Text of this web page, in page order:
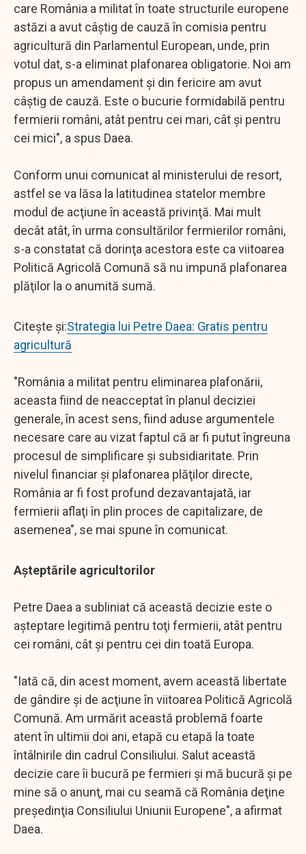
care România a militat în toate structurile europene
astăzi a avut câştig de cauză în comisia pentru
agricultură din Parlamentul European, unde, prin
votul dat, s-a eliminat plafonarea obligatorie. Noi am
propus un amendament şi din fericire am avut
câştig de cauză. Este o bucurie formidabilă pentru
fermierii români, atât pentru cei mari, cât şi pentru
cei mici", a spus Daea.
Conform unui comunicat al ministerului de resort,
astfel se va lăsa la latitudinea statelor membre
modul de acţiune în această privinţă. Mai mult
decât atât, în urma consultărilor fermierilor români,
s-a constatat că dorinţa acestora este ca viitoarea
Politică Agricolă Comună să nu impună plafonarea
plăţilor la o anumită sumă.
Citește și:Strategia lui Petre Daea: Gratis pentru
agricultură
"România a militat pentru eliminarea plafonării,
aceasta fiind de neacceptat în planul deciziei
generale, în acest sens, fiind aduse argumentele
necesare care au vizat faptul că ar fi putut îngreuna
procesul de simplificare şi subsidiaritate. Prin
nivelul financiar şi plafonarea plăţilor directe,
România ar fi fost profund dezavantajată, iar
fermierii aflaţi în plin proces de capitalizare, de
asemenea", se mai spune în comunicat.
Așteptările agricultorilor
Petre Daea a subliniat că această decizie este o
aşteptare legitimă pentru toţi fermierii, atât pentru
cei români, cât şi pentru cei din toată Europa.
"Iată că, din acest moment, avem această libertate
de gândire şi de acţiune în viitoarea Politică Agricolă
Comună. Am urmărit această problemă foarte
atent în ultimii doi ani, etapă cu etapă la toate
întâlnirile din cadrul Consiliului. Salut această
decizie care îi bucură pe fermieri şi mă bucură şi pe
mine să o anunţ, mai cu seamă că România deţine
preşedinţia Consiliului Uniunii Europene", a afirmat
Daea.